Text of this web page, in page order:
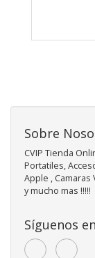
Sobre
CVIP Tienda
Portatiles,
Apple ,
y mucho mas !!!!!
Síguenos